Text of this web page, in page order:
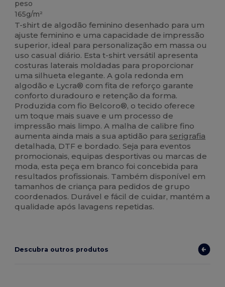
peso
165g/m²
T-shirt de algodão feminino desenhado para um
ajuste feminino e uma capacidade de impressão
superior, ideal para personalização em massa ou
uso casual diário. Esta t-shirt versátil apresenta
costuras laterais moldadas para proporcionar
uma silhueta elegante. A gola redonda em
algodão e Lycra® com fita de reforço garante
conforto duradouro e retenção da forma.
Produzida com fio Belcoro®, o tecido oferece
um toque mais suave e um processo de
impressão mais limpo. A malha de calibre fino
aumenta ainda mais a sua aptidão para serigrafia
detalhada, DTF e bordado. Seja para eventos
promocionais, equipas desportivas ou marcas de
moda, esta peça em branco foi concebida para
resultados profissionais. Também disponível em
tamanhos de criança para pedidos de grupo
coordenados. Durável e fácil de cuidar, mantém a
qualidade após lavagens repetidas.
Descubra outros produtos